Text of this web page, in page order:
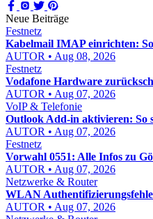
Neue Beiträge
Festnetz
Kabelmail IMAP einrichten:
AUTOR • Aug 08, 2026
Festnetz
Vodafone Hardware
AUTOR • Aug 07, 2026
VoIP & Telefonie
Outlook Add-in aktivieren: So
AUTOR • Aug 07, 2026
Festnetz
Vorwahl 0551: Alle Infos zu
AUTOR • Aug 07, 2026
Netzwerke & Router
WLAN
AUTOR • Aug 07, 2026